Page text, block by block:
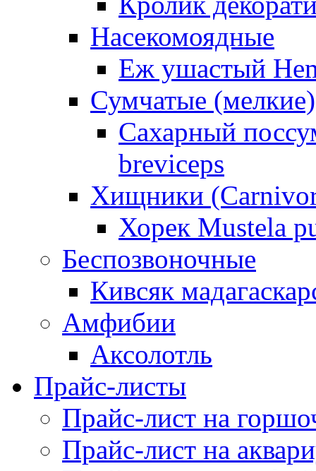
Насекомоядные
Еж ушастый
Сумчатые (мелкие)
Сахарный
breviceps
Хищники
Хорек Mustela
Беспозвоночные
Кивсяк
Амфибии
Аксолотль
Прайс-листы
Прайс-лист на
Прайс-лист на